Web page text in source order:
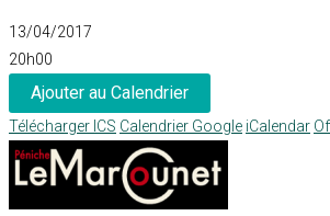
13/04/2017
20h00
Ajouter au Calendrier
Télécharger ICS Calendrier Google iCalendar